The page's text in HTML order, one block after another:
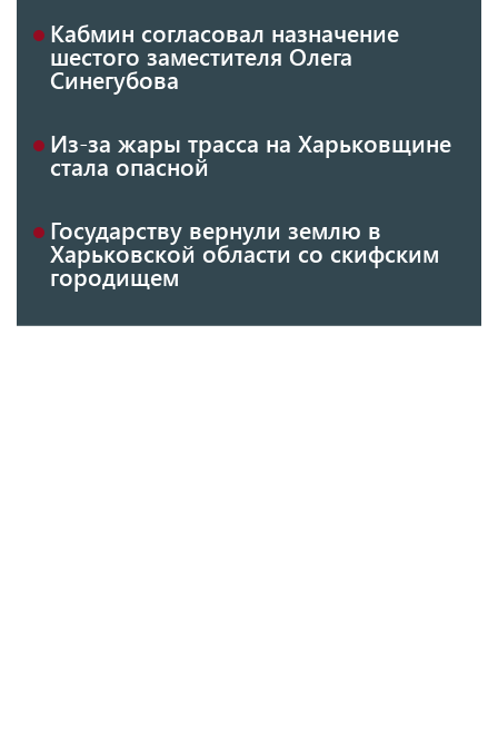
Кабмин согласовал назначение
шестого заместителя Олега
Синегубова
Из-за жары трасса на Харьковщине
стала опасной
Государству вернули землю в
Харьковской области со скифским
городищем